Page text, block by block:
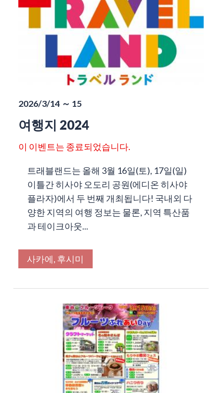
2026/3/14 ～ 15
여행지 2024
이 이벤트는 종료되었습니다.
트래블랜드는 올해 3월 16일(토), 17일(일)
이틀간 히사야 오도리 공원(에디온 히사야
플라자)에서 두 번째 개최됩니다! 국내외 다
양한 지역의 여행 정보는 물론, 지역 특산품
과 테이크아웃...
사카에, 후시미